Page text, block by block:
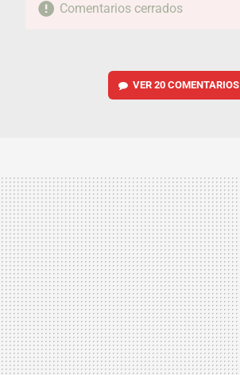
Comentarios cerrados
VER 20 COMENTARIOS